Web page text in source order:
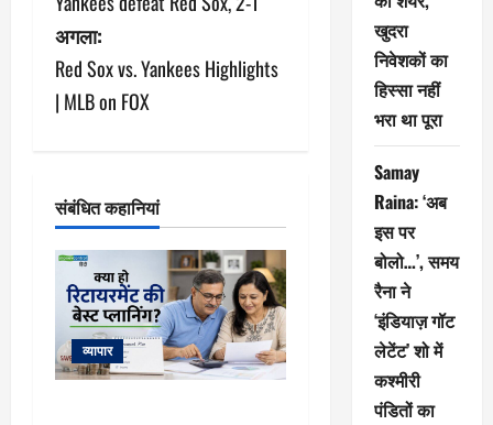
वि
गे
न
अगला:
Red Sox vs. Yankees Highlights
| MLB on FOX
संबंधित कहानियां
व्यापार
खुदरा
निवेशकों का
हिस्सा नहीं
भरा था पूरा
Samay
Raina: ‘अब
इस पर
बोलो…’, समय
रैना ने
‘इंडियाज़ गॉट
लेटेंट’ शो में
कश्मीरी
पंडितों का